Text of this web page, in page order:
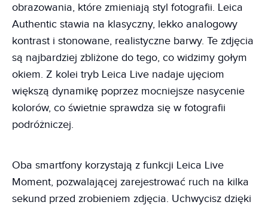
obrazowania, które zmieniają styl fotografii. Leica
Authentic stawia na klasyczny, lekko analogowy
kontrast i stonowane, realistyczne barwy. Te zdjęcia
są najbardziej zbliżone do tego, co widzimy gołym
okiem. Z kolei tryb Leica Live nadaje ujęciom
większą dynamikę poprzez mocniejsze nasycenie
kolorów, co świetnie sprawdza się w fotografii
podróżniczej.
Oba smartfony korzystają z funkcji Leica Live
Moment, pozwalającej zarejestrować ruch na kilka
sekund przed zrobieniem zdjęcia. Uchwycisz dzięki